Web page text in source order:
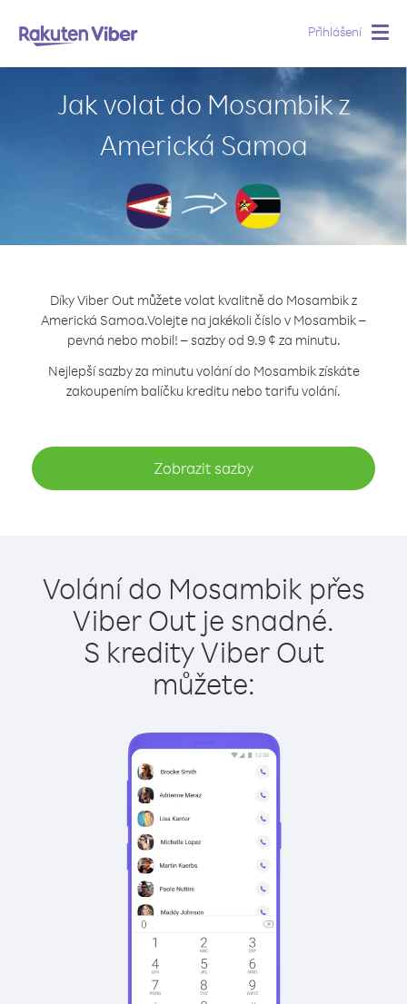
Přihlášení
Jak volat do Mosambik z
Americká Samoa
Díky Viber Out můžete volat kvalitně do Mosambik z
Americká Samoa.Volejte na jakékoli číslo v Mosambik –
pevná nebo mobil! – sazby od 9.9 ¢ za minutu.
Nejlepší sazby za minutu volání do Mosambik získáte
zakoupením balíčku kreditu nebo tarifu volání.
Zobrazit sazby
Volání do Mosambik přes
Viber Out je snadné.
S kredity Viber Out
můžete: